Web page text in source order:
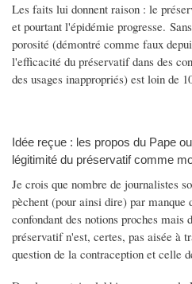
Les faits lui donnent raison : le
et pourtant l'épidémie progresse.
porosité (démontré comme faux
l'efficacité du préservatif dans des
des usages inappropriés) est loin de
Idée reçue : les propos du Pape
légitimité du préservatif comme
Je crois que nombre de journalistes
pèchent (pour ainsi dire) par manque
confondant des notions proches mais
préservatif n'est, certes, pas aisée à
question de la contraception et celle